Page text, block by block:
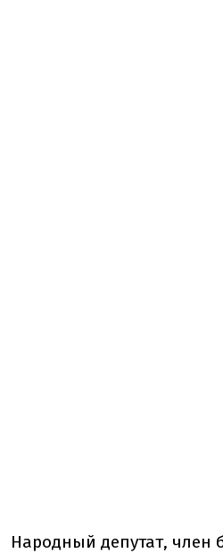
Народный депутат, член